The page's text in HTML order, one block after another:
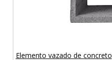
Elemento vazado de concreto